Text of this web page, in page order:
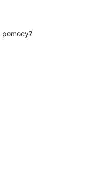
pomocy?